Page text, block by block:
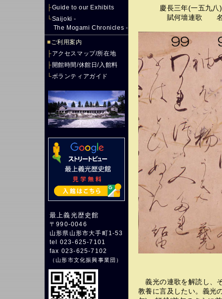
├Guide to our Exhibits
└Saijoki -
The Mogami Chronicles -
■ご利用案内
├アクセスマップ/所在地
├開館時間/休館日/入館料
└ボランティアガイド
最上義光歴史館
〒990-0046
山形県山形市大手町1-53
tel 023-625-7101
fax 023-625-7102
（山形市文化振興事業団 ）
慶長三年(一五九八)
賦何墻連歌 名残(
義光の連歌を解読し、
教養に言及したい。義光